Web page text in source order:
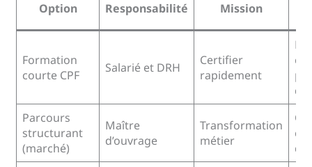
Option Responsabilité Mission
Formation
courte CPF
Salarié et DRH
Certifier
rapidement
Parcours
structurant
(marché)
Maître
d’ouvrage
Transformation
métier
du